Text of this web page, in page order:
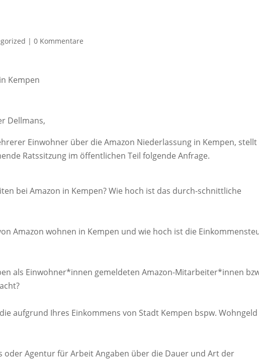
|0 Kommentare
Kempen
Dellmans,
Einwohner über die Amazon Niederlassung in Kempen, stellt
Ratssitzung im öffentlichen Teil folgende Anfrage.
bei Amazon in Kempen? Wie hoch ist das durch-schnittliche
Amazon wohnen in Kempen und wie hoch ist die
als Einwohner*innen gemeldeten Amazon-Mitarbeiter*innen
aufgrund Ihres Einkommens von Stadt Kempen bspw. Wohngeld
oder Agentur für Arbeit Angaben über die Dauer und Art der